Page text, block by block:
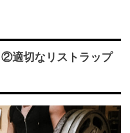
②適切なリストラップ